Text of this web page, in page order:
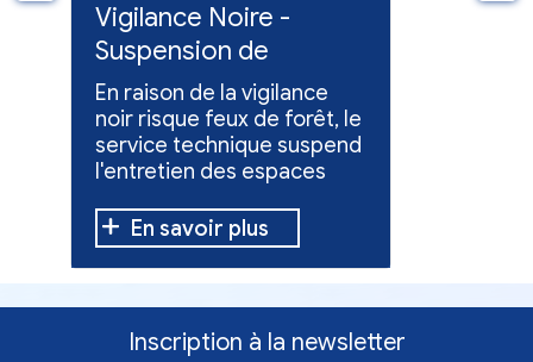
Vigilance Noire -
Suspension de
l'entretien des
espaces verts
En raison de la vigilance
noir risque feux de forêt, le
service technique suspend
l'entretien des espaces
En savoir plus
Feux
Inscription à la newsletter